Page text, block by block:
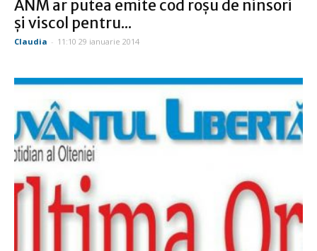
ANM ar putea emite cod roşu de ninsori
și viscol pentru...
Claudia - 11:10 29 ianuarie 2014